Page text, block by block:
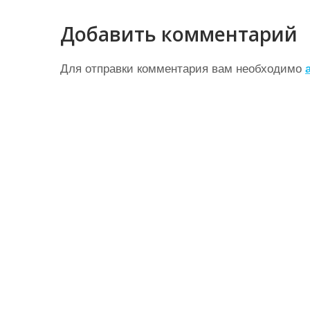
в
и
г
Добавить комментарий
Для отправки комментария вам необходимо